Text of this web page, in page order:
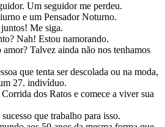
Um seguidor me perdeu.
e um Pensador Noturno.
Me siga.
Nah! Estou namorando.
Talvez ainda não nos tenhamos
que tenta ser descolada ou na moda,
27. indivíduo.
dos Ratos e comece a viver sua
que trabalho para isso.